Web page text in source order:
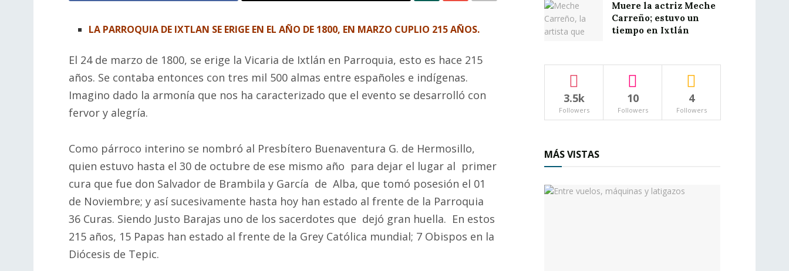
LA PARROQUIA DE IXTLAN SE ERIGE EN EL AÑO DE 1800, EN MARZO CUPLIO 215 AÑOS.
El 24 de marzo de 1800, se erige la Vicaria de Ixtlán en Parroquia, esto es hace 215
años. Se contaba entonces con tres mil 500 almas entre españoles e indígenas.
Imagino dado la armonía que nos ha caracterizado que el evento se desarrolló con
fervor y alegría.
Como párroco interino se nombró al Presbítero Buenaventura G. de Hermosillo,
quien estuvo hasta el 30 de octubre de ese mismo año para dejar el lugar al primer
cura que fue don Salvador de Brambila y García de Alba, que tomó posesión el 01
de Noviembre; y así sucesivamente hasta hoy han estado al frente de la Parroquia
36 Curas. Siendo Justo Barajas uno de los sacerdotes que dejó gran huella. En estos
215 años, 15 Papas han estado al frente de la Grey Católica mundial; 7 Obispos en la
Diócesis de Tepic.
Muere la actriz Meche
Carreño; estuvo un
tiempo en Ixtlán
3.5k
Followers
10
Followers
4
Followers
MÁS VISTAS